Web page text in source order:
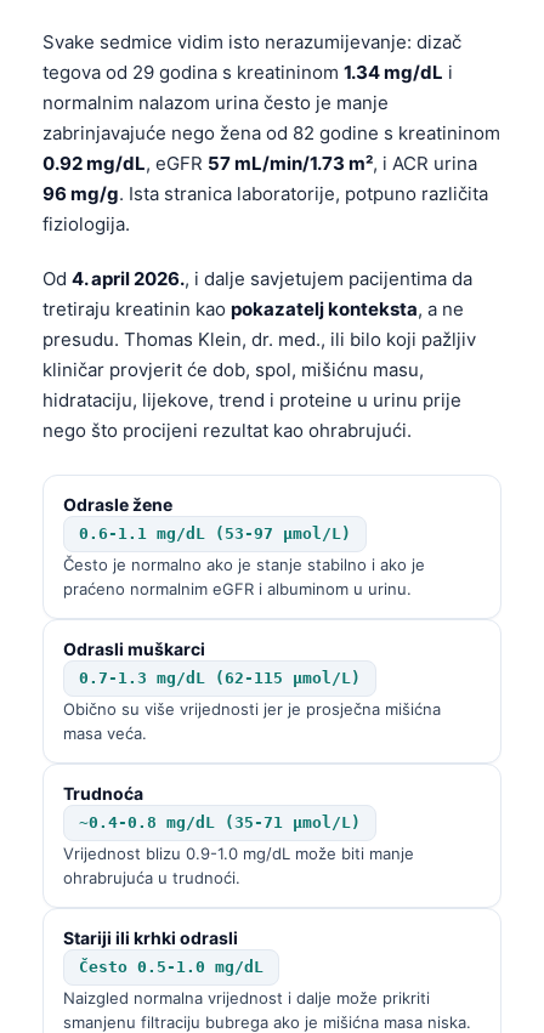
Svake sedmice vidim isto nerazumijevanje: dizač
tegova od 29 godina s kreatininom 1.34 mg/dL i
normalnim nalazom urina često je manje
zabrinjavajuće nego žena od 82 godine s kreatininom
0.92 mg/dL, eGFR 57 mL/min/1.73 m², i ACR urina
96 mg/g. Ista stranica laboratorije, potpuno različita
fiziologija.
Od 4. april 2026., i dalje savjetujem pacijentima da
tretiraju kreatinin kao pokazatelj konteksta, a ne
presudu. Thomas Klein, dr. med., ili bilo koji pažljiv
kliničar provjerit će dob, spol, mišićnu masu,
hidrataciju, lijekove, trend i proteine u urinu prije
nego što procijeni rezultat kao ohrabrujući.
Odrasle žene
0.6-1.1 mg/dL (53-97 µmol/L)
Često je normalno ako je stanje stabilno i ako je
praćeno normalnim eGFR i albuminom u urinu.
Odrasli muškarci
0.7-1.3 mg/dL (62-115 µmol/L)
Obično su više vrijednosti jer je prosječna mišićna
masa veća.
Trudnoća
~0.4-0.8 mg/dL (35-71 µmol/L)
Vrijednost blizu 0.9-1.0 mg/dL može biti manje
ohrabrujuća u trudnoći.
Stariji ili krhki odrasli
Često 0.5-1.0 mg/dL
Naizgled normalna vrijednost i dalje može prikriti
smanjenu filtraciju bubrega ako je mišićna masa niska.